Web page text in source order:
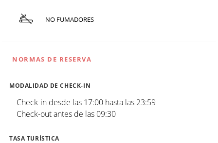
NO FUMADORES
NORMAS DE RESERVA
MODALIDAD DE CHECK-IN
Check-in desde las 17:00 hasta las 23:59
Check-out antes de las 09:30
TASA TURÍSTICA